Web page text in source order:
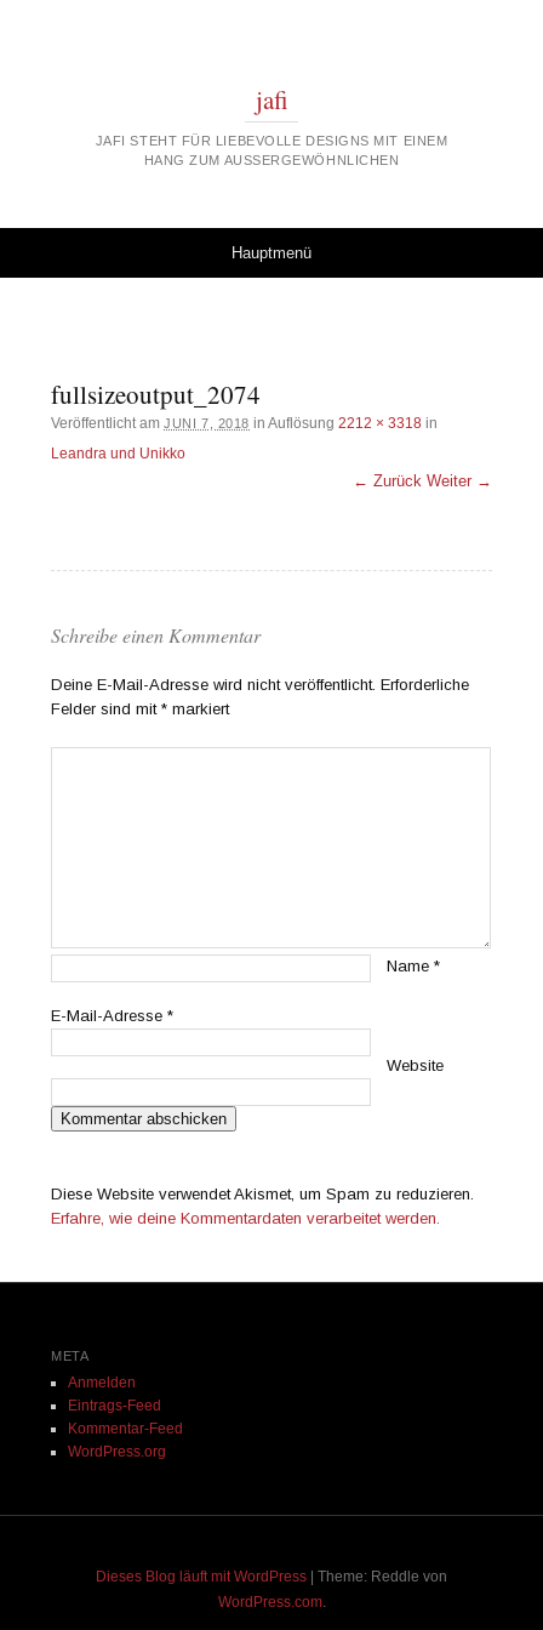
jafi
JAFI STEHT FÜR LIEBEVOLLE DESIGNS MIT EINEM
HANG ZUM AUSSERGEWÖHNLICHEN
Hauptmenü
fullsizeoutput_2074
Veröffentlicht amJUNI 7, 2018 in Auflösung 2212 × 3318 in
Leandra und Unikko
← Zurück Weiter →
Schreibe einen Kommentar
Deine E-Mail-Adresse wird nicht veröffentlicht. Erforderliche
Felder sind mit* markiert
Name*
E-Mail-Adresse*
Website
Diese Website verwendet Akismet, um Spam zu reduzieren.
Erfahre, wie deine Kommentardaten verarbeitet werden.
META
Anmelden
Eintrags-Feed
Kommentar-Feed
WordPress.org
Dieses Blog läuft mit WordPress
Theme: Reddle von
WordPress.com.